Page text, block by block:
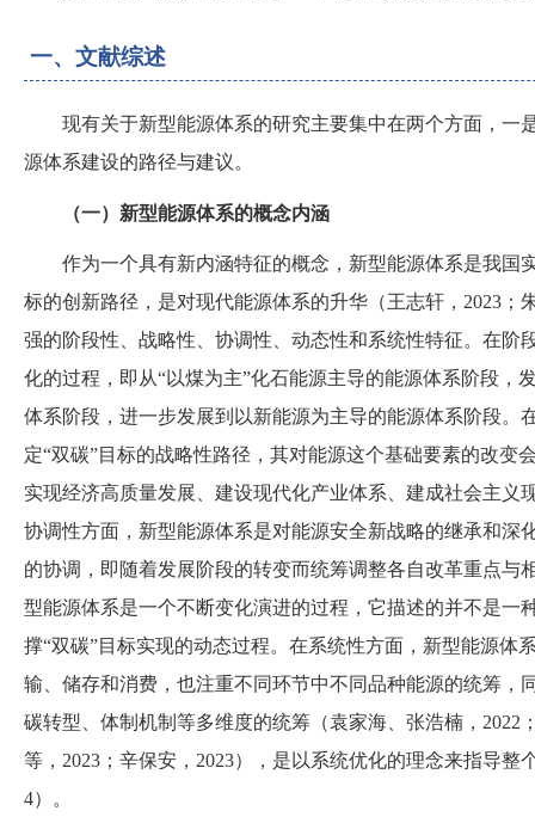
一、文献综述
现有关于新型能源体系的研究主要集中在两个方面，一
源体系建设的路径与建议。
（一） 新型能源体系的概念内涵
作为一个具有新内涵特征的概念，新型能源体系是我国
标的创新路径，是对现代能源体系的升华 （王志轩， 2023 ；
强的阶段性、战略性、协调性、动态性和系统性特征。在阶
化的过程，即从“以煤为主”化石能源主导的能源体系阶段，
体系阶段，进一步发展到以新能源为主导的能源体系阶段。
定“双碳”目标的战略性路径，其对能源这个基础要素的改变
实现经济高质量发展、建设现代化产业体系、建成社会主义
协调性方面，新型能源体系是对能源安全新战略的继承和深
的协调，即随着发展阶段的转变而统筹调整各自改革重点与
型能源体系是一个不断变化演进的过程，它描述的并不是一
撑“双碳”目标实现的动态过程。在系统性方面，新型能源体
输、储存和消费，也注重不同环节中不同品种能源的统筹，
碳转型、体制机制等多维度的统筹 （袁家海、张浩楠， 2022
等， 2023 ； 辛保安， 2023）
，是以系统优化的理念来指导整
4） 。